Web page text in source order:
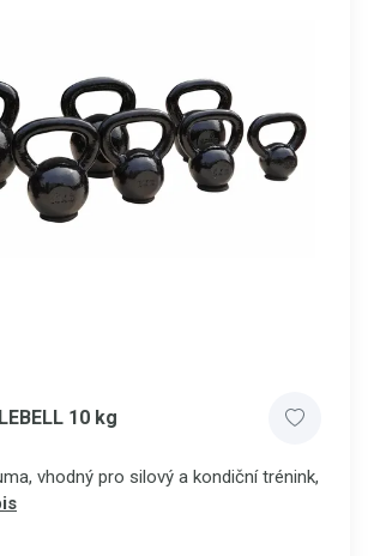
10 kg
vhodný pro silový a kondiční trénink,